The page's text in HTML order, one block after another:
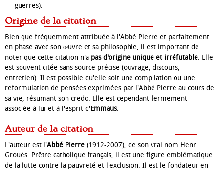
guerres).
Origine de la citation
Bien que fréquemment attribuée à l'Abbé Pierre et parfaitement
en phase avec son œuvre et sa philosophie, il est important de
noter que cette citation n'a pas d'origine unique et irréfutable. Elle
est souvent citée sans source précise (ouvrage, discours,
entretien). Il est possible qu'elle soit une compilation ou une
reformulation de pensées exprimées par l'Abbé Pierre au cours de
sa vie, résumant son credo. Elle est cependant fermement
associée à lui et à l'esprit d'Emmaüs.
Auteur de la citation
L'auteur est l'Abbé Pierre (1912-2007), de son vrai nom Henri
Grouès. Prêtre catholique français, il est une figure emblématique
de la lutte contre la pauvreté et l'exclusion. Il est le fondateur en